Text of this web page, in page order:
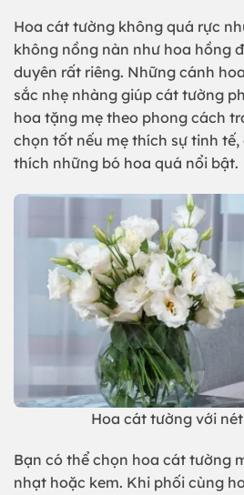
Hoa cát tường không quá rực
không nồng nàn như hoa hồng
duyên rất riêng. Những cánh
sắc nhẹ nhàng giúp cát tường
hoa tặng mẹ theo phong cách
chọn tốt nếu mẹ thích sự tinh
thích những bó hoa quá nổi bật.
Hoa cát tường với
Bạn có thể chọn hoa cát tường
nhạt hoặc kem. Khi phối cùng